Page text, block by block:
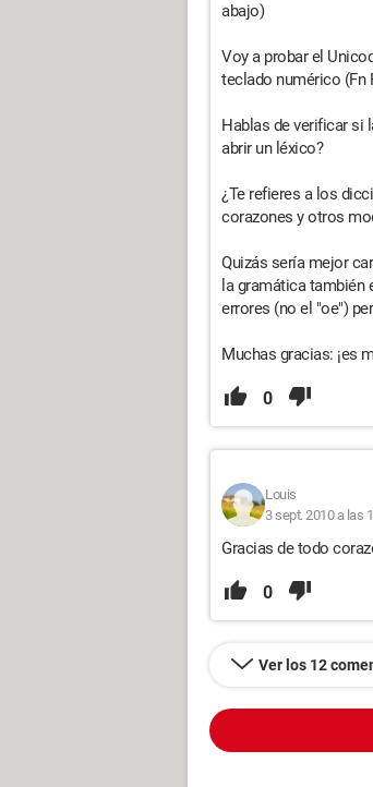
abajo)
Voy a probar el
teclado numérico (Fn
Hablas de verificar si
abrir un léxico?
¿Te refieres a los
corazones y otros
Quizás sería mejor
la gramática
errores (no el "oe")
Muchas gracias: ¡es
0
Louis
3 sept. 2010 a las
Gracias de todo
0
Ver los 12